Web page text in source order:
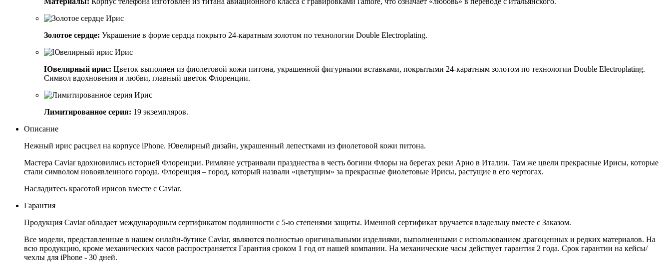
Золотое сердце: Украшение в форме сердца покрыто 24-каратным золотом по технологии Double Electroplating.
Ювелирный ирис: Цветок выполнен из фиолетовой кожи питона, украшенной фигурными вставками, покрытыми 24-каратным золотом по технологии Double Electroplating.
Символ вдохновения и любви, главный цветок Флоренции.
Лимитированное серия: 19 экземпляров.
Описание
Нежный ирис расцвел на корпусе iPhone. Ювелирный дизайн, украшенный лепестками из фиолетовой кожи питона.
Мастера Caviar вдохновились историей Флоренции. Римляне устраивали празднества в честь богини Флоры на берегах реки Арно в Италии. Там же цвели прекрасные Ирисы, которые
стали символом новоявленного города. Флоренция – город, который назвали «цветущим» за прекрасные фиолетовые Ирисы, растущие в его чертогах.
Насладитесь красотой ирисов вместе с Caviar.
Гарантия
Продукция Caviar обладает международным сертификатом подлинности с 5-ю степенями защиты. Именной сертификат вручается владельцу вместе с Заказом.
Все модели, представленные в нашем онлайн-бутике Caviar, являются полностью оригинальными изделиями, выполненными с использованием драгоценных и редких материалов. На
всю продукцию, кроме механических часов распространяется Гарантия сроком 1 год от нашей компании. На механические часы действует гарантия 2 года. Срок гарантии на кейсы/
чехлы для iPhone - 30 дней.